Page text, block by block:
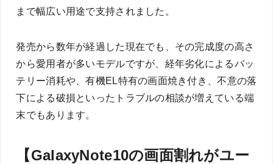
まで幅広い用途で支持されました。
発売から数年が経過した現在でも、その完成度の高さ
から愛用者が多いモデルですが、経年劣化によるバッ
テリー消耗や、有機EL特有の画面焼き付き、不意の落
下による破損といったトラブルの相談が増えている端
末でもあります。
【GalaxyNote10の画面割れがユー